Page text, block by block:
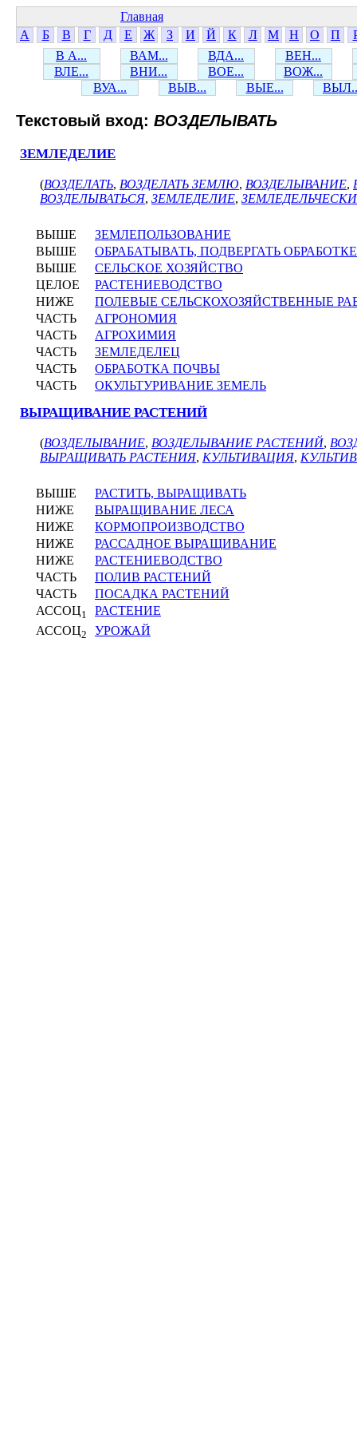
Главная
А
Б В Г Д Е Ж З И Й К Л М Н О П
В А...
ВАМ... ВДА...
ВЕН...
ВЛЕ...
ВНИ... ВОЕ...
ВОЖ...
ВУА...
ВЫВ... ВЫЕ...
Текстовый вход: ВОЗДЕЛЫВАТЬ
ЗЕМЛЕДЕЛИЕ
(ВОЗДЕЛАТЬ, ВОЗДЕЛАТЬ ЗЕМЛЮ, ВОЗДЕЛЫВАНИЕ,
ВОЗДЕЛЫВАТЬСЯ, ЗЕМЛЕДЕЛИЕ,
ВЫШЕ
ЗЕМЛЕПОЛЬЗОВАНИЕ
ВЫШЕ
ОБРАБАТЫВАТЬ, ПОДВЕРГАТЬ ОБРАБОТКЕ
ВЫШЕ
СЕЛЬСКОЕ ХОЗЯЙСТВО
ЦЕЛОЕ
РАСТЕНИЕВОДСТВО
НИЖЕ
ПОЛЕВЫЕ СЕЛЬСКОХОЗЯЙСТВЕННЫЕ
ЧАСТЬ
АГРОНОМИЯ
ЧАСТЬ
АГРОХИМИЯ
ЧАСТЬ
ЗЕМЛЕДЕЛЕЦ
ЧАСТЬ
ОБРАБОТКА ПОЧВЫ
ЧАСТЬ
ОКУЛЬТУРИВАНИЕ ЗЕМЕЛЬ
ВЫРАЩИВАНИЕ РАСТЕНИЙ
(ВОЗДЕЛЫВАНИЕ, ВОЗДЕЛЫВАНИЕ РАСТЕНИЙ,
ВЫРАЩИВАТЬ РАСТЕНИЯ, КУЛЬТИВАЦИЯ,
ВЫШЕ
РАСТИТЬ, ВЫРАЩИВАТЬ
НИЖЕ
ВЫРАЩИВАНИЕ ЛЕСА
НИЖЕ
КОРМОПРОИЗВОДСТВО
НИЖЕ
РАССАДНОЕ ВЫРАЩИВАНИЕ
НИЖЕ
РАСТЕНИЕВОДСТВО
ЧАСТЬ
ПОЛИВ РАСТЕНИЙ
ЧАСТЬ
ПОСАДКА РАСТЕНИЙ
АССОЦ1
РАСТЕНИЕ
АССОЦ2 УРОЖАЙ